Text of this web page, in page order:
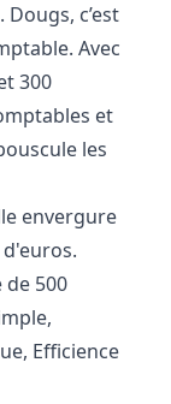
c’est
Avec
300
et
les
envergure
de 500
Efficience